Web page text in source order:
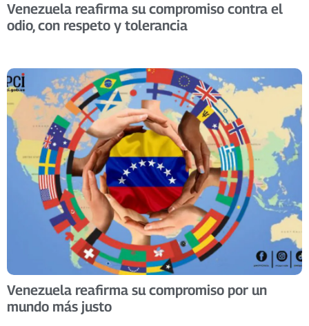
Venezuela reafirma su compromiso contra el
odio, con respeto y tolerancia
Venezuela reafirma su compromiso por un
mundo más justo